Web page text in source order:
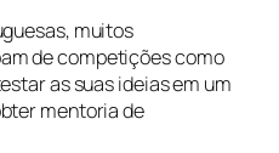
muitos
de competições como
as suas ideias em um
mentoria de